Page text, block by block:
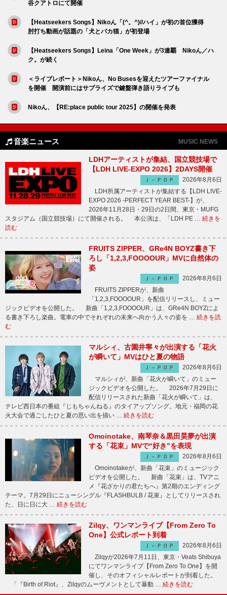
谷クアトロにて開催
【Heatseekers Songs】Nikoん「(^。^)//ハイ」が初の首位獲得
肘打ち動画が話題の「犬とバカ猫」が初登場
【Heatseekers Songs】Leina「One Week」が3連覇 Nikoん／ハ
ク。が続く
＜ライブレポート＞Nikoん、No Busesを迎えたツアーファイナル
を開催 開演前にはサプライズで鍵盤弾き語りライブも
Nikoん、【RE:place public tour 2025】の開催を発表
音楽ニュース MUSIC NEWS
LDHアーティストが集結、国立競技場で
【LDH LIVE-EXPO 2026】2DAYS開催
Ｊ－ＰＯＰ
2026年8月6日
LDH所属アーティストが集結する【LDH LIVE-
EXPO 2026 -PERFECT YEAR BEST-】が、
2026年11月28日・29日の2日間、東京・MUFG
スタジアム（国立競技場）にて開催される。 本公演は、「LDH PE … 続きを
読む
FRUITS ZIPPER、GRe4N BOYZ書き下
ろし「1,2,3,FOOOOUR」MVに自然体の
姿
Ｊ－ＰＯＰ
2026年8月6日
FRUITS ZIPPERが、新曲
「1,2,3,FOOOOUR」を配信リリースし、ミュー
ジックビデオを公開した。 新曲「1,2,3,FOOOOUR」は、GRe4N BOYZによ
る書き下ろし楽曲。電車の中でそれぞれの未来へ向かう人々の姿を … 続きを読
む
マルシィ、古園井寧々が出演する「花火
が瞬いて」MVはひと夏の物語
Ｊ－ＰＯＰ
2026年8月6日
マルシィが、新曲「花火が瞬いて」のミュー
ジックビデオを公開した。 2026年7月29日に
配信リリースされた新曲「花火が瞬いて」は、
テレビ西日本の番組『じもちゃんねる』のタイアップソング。地元・福岡の花
火大会で過ごしたひと夏の思い出を描い … 続きを読む
Omoinotake、南琴奈＆黒田昊夢が出演
する「花束」MVで“好き”を表現
Ｊ－ＰＯＰ
2026年8月6日
Omoinotakeが、新曲「花束」のミュージック
ビデオを公開した。 新曲「花束」は、TVアニ
メ『花ざかりの君たちへ』第2期のエンディング
テーマ。7月29日にニューシングル『FLASHBULB / 花束』としてリリースされ
た、日に日に大 … 続きを読む
Zilqy、ワンマンライブ【From Zero To
One】公式レポート到着
Ｊ－ＰＯＰ
2026年8月6日
Zilqyが2026年7月11日、東京・Veats Shibuya
にてワンマンライブ【From Zero To One】を開
催し、そのオフィシャルレポートが到着した。
「『Birth of Riot』、Zilqyのムーヴメントとして暴動 … 続きを読む